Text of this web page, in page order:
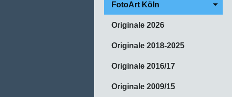
FotoArt Köln
Originale 2026
Originale 2018-2025
Originale 2016/17
Originale 2009/15